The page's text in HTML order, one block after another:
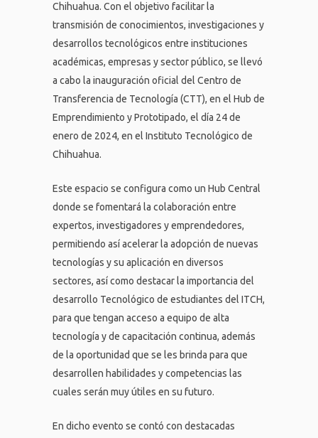
Chihuahua. Con el objetivo facilitar la
transmisión de conocimientos, investigaciones y
desarrollos tecnológicos entre instituciones
académicas, empresas y sector público, se llevó
a cabo la inauguración oficial del Centro de
Transferencia de Tecnología (CTT), en el Hub de
Emprendimiento y Prototipado, el día 24 de
enero de 2024, en el Instituto Tecnológico de
Chihuahua.
Este espacio se configura como un Hub Central
donde se fomentará la colaboración entre
expertos, investigadores y emprendedores,
permitiendo así acelerar la adopción de nuevas
tecnologías y su aplicación en diversos
sectores, así como destacar la importancia del
desarrollo Tecnológico de estudiantes del ITCH,
para que tengan acceso a equipo de alta
tecnología y de capacitación continua, además
de la oportunidad que se les brinda para que
desarrollen habilidades y competencias las
cuales serán muy útiles en su futuro.
En dicho evento se contó con destacadas